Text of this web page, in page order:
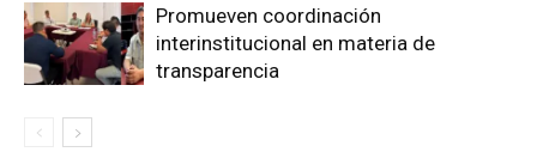
Promueven coordinación
interinstitucional en materia de
transparencia